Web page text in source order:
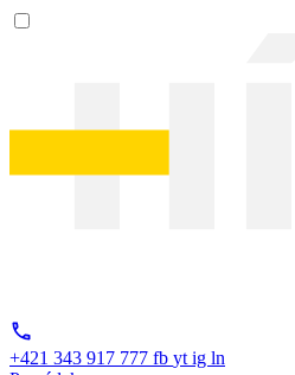
+421 343 917 777 fb yt ig ln